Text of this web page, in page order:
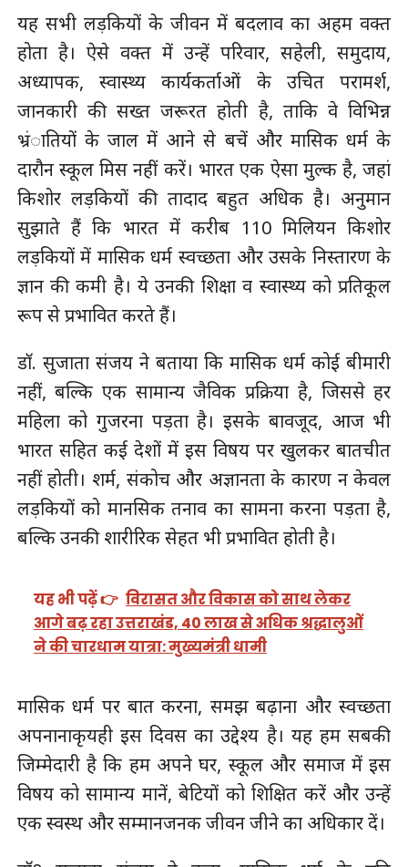
यह सभी लड़कियों के जीवन में बदलाव का अहम वक्त
होता है। ऐसे वक्त में उन्हें परिवार, सहेली, समुदाय,
अध्यापक, स्वास्थ्य कार्यकर्ताओं के उचित परामर्श,
जानकारी की सख्त जरूरत होती है, ताकि वे विभिन्न
भ्रंातियों के जाल में आने से बचें और मासिक धर्म के
दारौन स्कूल मिस नहीं करें। भारत एक ऐसा मुल्क है, जहां
किशोर लड़कियों की तादाद बहुत अधिक है। अनुमान
सुझाते हैं कि भारत में करीब 110 मिलियन किशोर
लड़कियों में मासिक धर्म स्वच्छता और उसके निस्तारण के
ज्ञान की कमी है। ये उनकी शिक्षा व स्वास्थ्य को प्रतिकूल
रूप से प्रभावित करते हैं।
डाॅ. सुजाता संजय ने बताया कि मासिक धर्म कोई बीमारी
नहीं, बल्कि एक सामान्य जैविक प्रक्रिया है, जिससे हर
महिला को गुजरना पड़ता है। इसके बावजूद, आज भी
भारत सहित कई देशों में इस विषय पर खुलकर बातचीत
नहीं होती। शर्म, संकोच और अज्ञानता के कारण न केवल
लड़कियों को मानसिक तनाव का सामना करना पड़ता है,
बल्कि उनकी शारीरिक सेहत भी प्रभावित होती है।
यह भी पढ़ें 👉 विरासत और विकास को साथ लेकर
आगे बढ़ रहा उत्तराखंड, 40 लाख से अधिक श्रद्धालुओं
ने की चारधाम यात्रा: मुख्यमंत्री धामी
मासिक धर्म पर बात करना, समझ बढ़ाना और स्वच्छता
अपनानाकृयही इस दिवस का उद्देश्य है। यह हम सबकी
जिम्मेदारी है कि हम अपने घर, स्कूल और समाज में इस
विषय को सामान्य मानें, बेटियों को शिक्षित करें और उन्हें
एक स्वस्थ और सम्मानजनक जीवन जीने का अधिकार दें।